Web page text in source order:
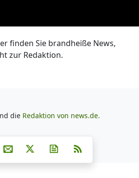
finden Sie brandheiße News,
zur Redaktion.
die Redaktion von news.de.
Teilen auf Facebook
Teilen auf Whatsapp
Teilen auf Telegram
auf Pinterest
Per E-Mail teilen
Post auf XNewsletter abonnieren